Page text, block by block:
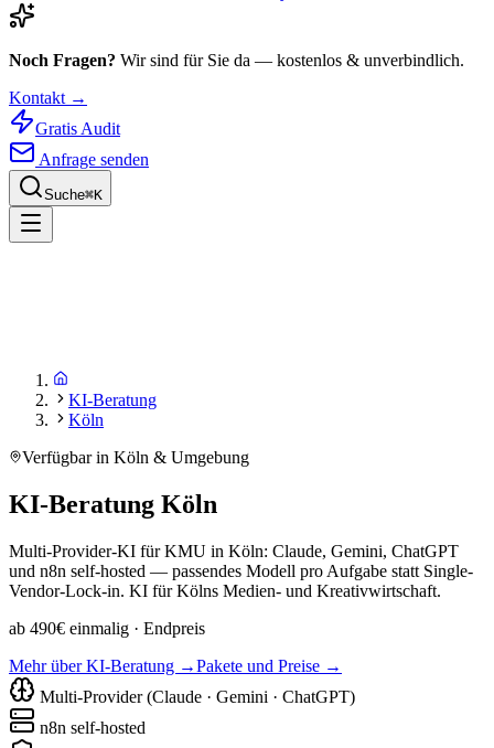
Noch Fragen? Wir sind für Sie da — kostenlos & unverbindlich.
Kontakt →
Gratis Audit
Anfrage senden
Suche⌘K
KI-Beratung
Köln
Verfügbar in Köln & Umgebung
KI-Beratung Köln
Multi-Provider-KI für KMU in Köln: Claude, Gemini, ChatGPT
und n8n self-hosted — passendes Modell pro Aufgabe statt Single-
Vendor-Lock-in. KI für Kölns Medien- und Kreativwirtschaft.
ab 490€ einmalig · Endpreis
Mehr über KI-Beratung →Pakete und Preise →
Multi-Provider (Claude · Gemini · ChatGPT)
n8n self-hosted